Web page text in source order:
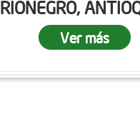
RIONEGRO,
Ver más